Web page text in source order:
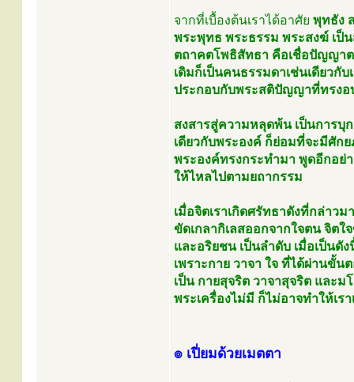
จากที่เบื้องต้นเราได้อาศัย พุทธัง
พระพุทธ พระธรรม พระสงฆ์ เป็
ตถาคตโพธิสัทธา คือเชื่อปัญญาต
เดิมก็เป็นคนธรรมดาเช่นเดียวกั
ประกอบกับพระสติปัญญาที่ทรงอ
สงสารสู่ความหลุดพ้น เป็นการบุ
เดียวกับพระองค์ ก็ย่อมที่จะมีศักย
พระองค์ทรงกระทำมา พูดอีกอย่
ให้ไหลไปตามยถากรรม
เมื่อจิตเราเกิดศรัทธาดังที่กล่า
ขัดเกลากิเลสออกจากใจตน จิต
และอริยชน เป็นลำดับ เมื่อเป็นดั
เพราะกาย วาจา ใจ ที่ได้ผ่านขั้
เป็น กายสุจริต วาจาสุจริต และ
พระเครื่องไม่มี ก็ไม่อาจทำให้เร
๏ เปี่ยมด้วยเมตตา